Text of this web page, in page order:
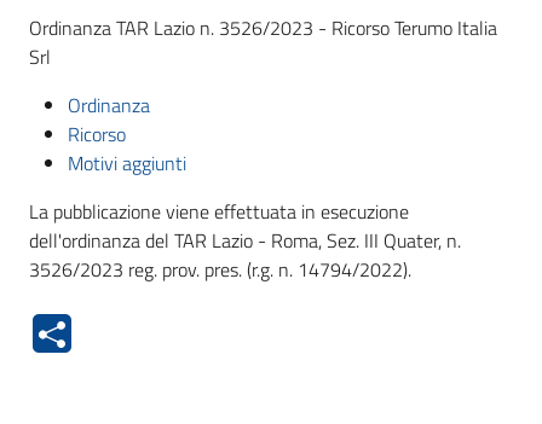
Ordinanza TAR Lazio n. 3526/2023 - Ricorso Terumo Italia
Srl
Ordinanza
Ricorso
Motivi aggiunti
La pubblicazione viene effettuata in esecuzione
dell'ordinanza del TAR Lazio - Roma, Sez. III Quater, n.
3526/2023 reg. prov. pres. (r.g. n. 14794/2022).